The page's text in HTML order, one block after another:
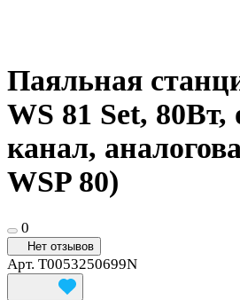
Паяльная
WS 81 Set, 80Вт,
канал,
WSP 80)
0
Нет отзывов
Арт. T0053250699N